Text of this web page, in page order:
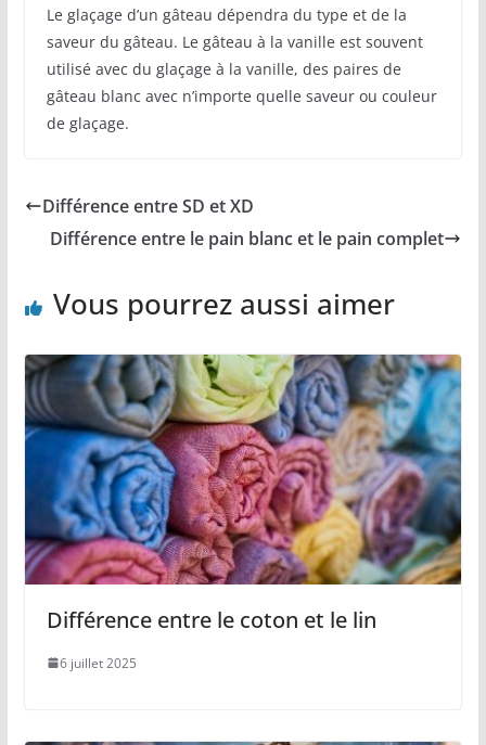
Le glaçage d’un gâteau dépendra du type et de la
saveur du gâteau. Le gâteau à la vanille est souvent
utilisé avec du glaçage à la vanille, des paires de
gâteau blanc avec n’importe quelle saveur ou couleur
de glaçage.
Différence entre SD et XD
Différence entre le pain blanc et le pain complet
Vous pourrez aussi aimer
Différence entre le coton et le lin
6 juillet 2025